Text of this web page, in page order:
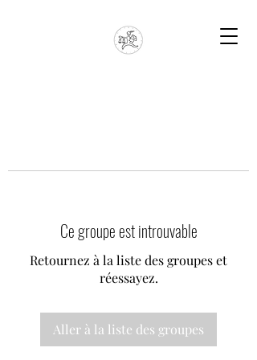
Ce groupe est introuvable
Retournez à la liste des groupes et
réessayez.
Aller à la liste des groupes